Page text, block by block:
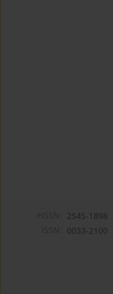
2545-1898
0033-2100